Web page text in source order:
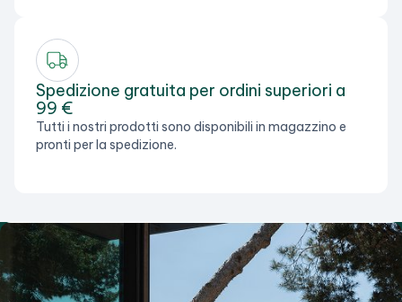
Spedizione gratuita per ordini superiori a
99 €
Tutti i nostri prodotti sono disponibili in magazzino e
pronti per la spedizione.